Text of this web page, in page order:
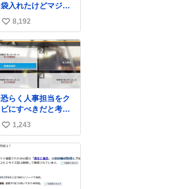
袋入れたけどマジで
盛れた…ありがと
う…
い
い
ね
数
8,192
恐らく人事担当をク
ビにすべきだと考え
られるが‥‥‥
い
い
ね
1,243